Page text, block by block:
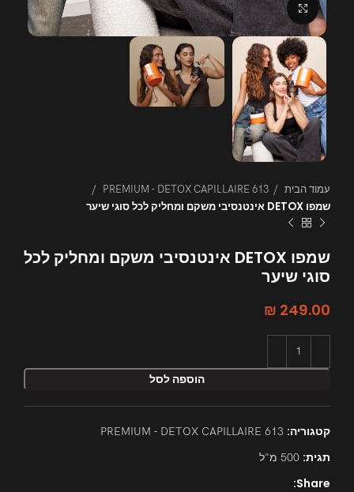
לחצו להגדלה
עמוד הבית 613 PREMIUM - DETOX CAPILLAIRE
שמפו DETOX אינטנסיבי משקם ומחליק לכל סוגי שיער
שמפו DETOX אינטנסיבי משקם ומחליק לכל
סוגי שיער
₪ 249.00
הוספה לסל
קטגוריה: 613 PREMIUM - DETOX CAPILLAIRE
תגית: 500 מ"ל
Share: